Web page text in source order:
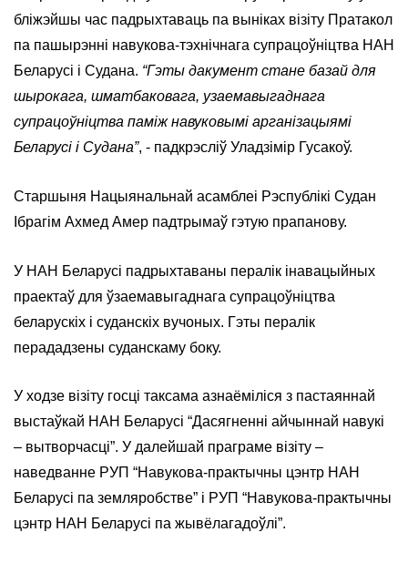
бліжэйшы час падрыхтаваць па выніках візіту Пратакол
па пашырэнні навукова-тэхнічнага супрацоўніцтва НАН
Беларусі і Судана. “Гэты дакумент стане базай для
шырокага, шматбаковага, узаемавыгаднага
супрацоўніцтва паміж навуковымі арганізацыямі
Беларусі і Судана”, - падкрэсліў Уладзімір Гусакоў.
Старшыня Нацыянальнай асамблеі Рэспублікі Судан
Ібрагім Ахмед Амер падтрымаў гэтую прапанову.
У НАН Беларусі падрыхтаваны пералік інавацыйных
праектаў для ўзаемавыгаднага супрацоўніцтва
беларускіх і суданскіх вучоных. Гэты пералік
перададзены суданскаму боку.
У ходзе візіту госці таксама азнаёміліся з пастаяннай
выстаўкай НАН Беларусі “Дасягненні айчыннай навукі
– вытворчасці”. У далейшай праграме візіту –
наведванне РУП “Навукова-практычны цэнтр НАН
Беларусі па земляробстве” і РУП “Навукова-практычны
цэнтр НАН Беларусі па жывёлагадоўлі”.